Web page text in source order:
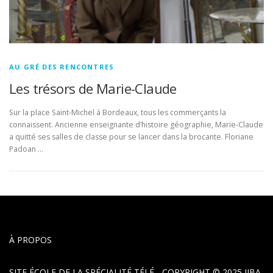
AU GRÉ DES RENCONTRES
Les trésors de Marie-Claude
Sur la place Saint-Michel à Bordeaux, tous les commerçants la
connaissent. Ancienne enseignante d’histoire géographie, Marie-Claude
a quitté ses salles de classe pour se lancer dans la brocante. Floriane
Padoan …
À PROPOS